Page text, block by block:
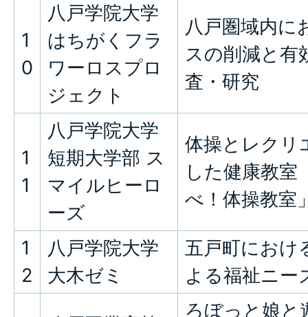
1
0
八戸学院大学
はちがくフラ
ワーロスプロ
ジェクト
八戸圏域内に
スの削減と有
査・研究
1
1
八戸学院大学
短期大学部 ス
マイルヒーロ
ーズ
体操とレクリ
した健康教室
べ！体操教室
1
2
八戸学院大学
大木ゼミ
五戸町におけ
よる福祉ニー
ろぼっと娘と